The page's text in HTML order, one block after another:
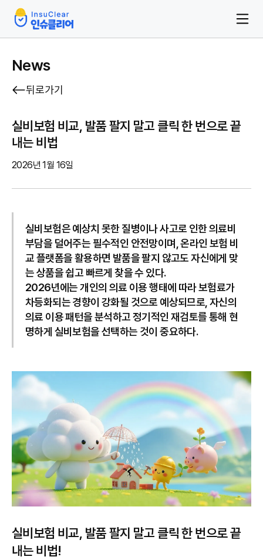
News
뒤로가기
실비보험 비교, 발품 팔지 말고 클릭 한 번으로 끝
내는 비법
2026년 1월 16일
실비보험은 예상치 못한 질병이나 사고로 인한 의료비
부담을 덜어주는 필수적인 안전망이며, 온라인 보험 비
교 플랫폼을 활용하면 발품을 팔지 않고도 자신에게 맞
는 상품을 쉽고 빠르게 찾을 수 있다.
2026년에는 개인의 의료 이용 행태에 따라 보험료가
차등화되는 경향이 강화될 것으로 예상되므로, 자신의
의료 이용 패턴을 분석하고 정기적인 재검토를 통해 현
명하게 실비보험을 선택하는 것이 중요하다.
실비보험 비교, 발품 팔지 말고 클릭 한 번으로 끝
내는 비법!